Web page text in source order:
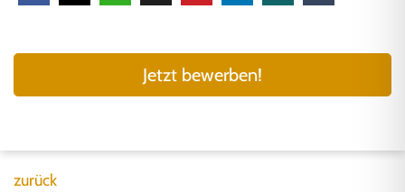
Jetzt bewerben!
zurück